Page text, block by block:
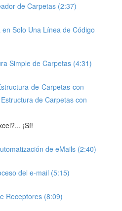
de Carpetas (2:37)
Solo Una Línea de Código
Simple de Carpetas (4:31)
de-Carpetas-con-
de Carpetas con
¡Sí!
de eMails (2:40)
del e-mail (5:15)
Receptores (8:09)